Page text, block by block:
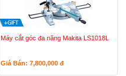
Máy cắt góc đa năng Makita LS1018L
Giá Bán: 7,800,000 đ